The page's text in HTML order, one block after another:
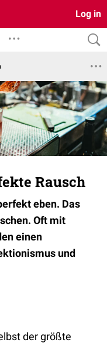
Log in
Rausch
eben. Das
Oft mit
einen
und
der größte